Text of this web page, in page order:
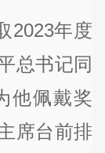
年度
总书记同
他佩戴奖
席台前排